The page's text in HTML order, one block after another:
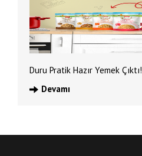
Duru Pratik Hazır Yemek Çıktı!
Devamı